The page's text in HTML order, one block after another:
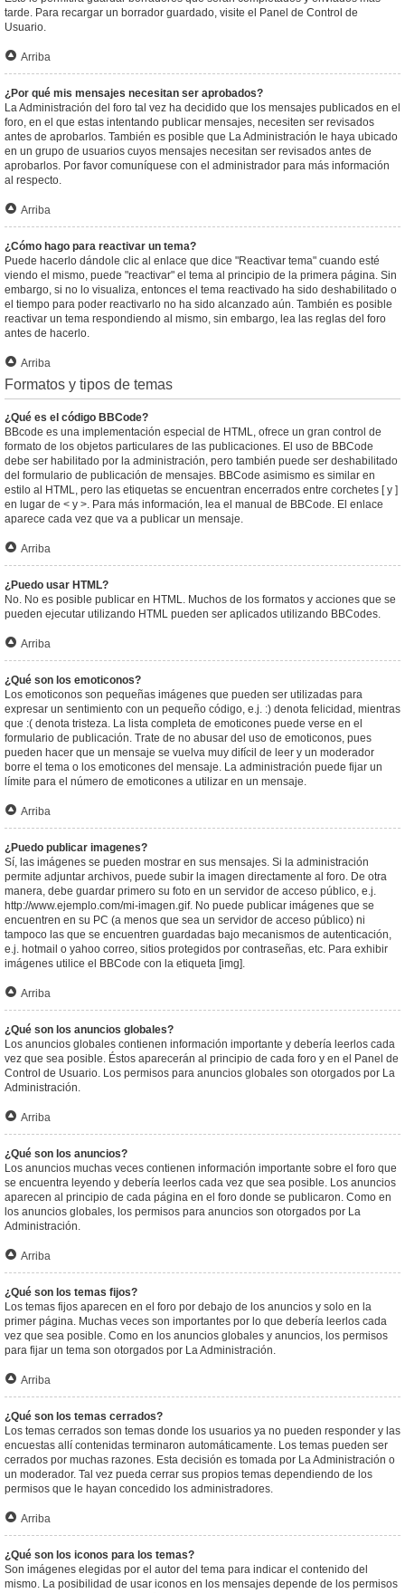
tarde. Para recargar un borrador guardado, visite el Panel de Control de
Usuario.
Arriba
¿Por qué mis mensajes necesitan ser aprobados?
La Administración del foro tal vez ha decidido que los mensajes publicados en el
foro, en el que estas intentando publicar mensajes, necesiten ser revisados
antes de aprobarlos. También es posible que La Administración le haya ubicado
en un grupo de usuarios cuyos mensajes necesitan ser revisados antes de
aprobarlos. Por favor comuníquese con el administrador para más información
al respecto.
Arriba
¿Cómo hago para reactivar un tema?
Puede hacerlo dándole clic al enlace que dice "Reactivar tema" cuando esté
viendo el mismo, puede "reactivar" el tema al principio de la primera página. Sin
embargo, si no lo visualiza, entonces el tema reactivado ha sido deshabilitado o
el tiempo para poder reactivarlo no ha sido alcanzado aún. También es posible
reactivar un tema respondiendo al mismo, sin embargo, lea las reglas del foro
antes de hacerlo.
Arriba
Formatos y tipos de temas
¿Qué es el código BBCode?
BBcode es una implementación especial de HTML, ofrece un gran control de
formato de los objetos particulares de las publicaciones. El uso de BBCode
debe ser habilitado por la administración, pero también puede ser deshabilitado
del formulario de publicación de mensajes. BBCode asimismo es similar en
estilo al HTML, pero las etiquetas se encuentran encerrados entre corchetes [ y ]
en lugar de < y >. Para más información, lea el manual de BBCode. El enlace
aparece cada vez que va a publicar un mensaje.
Arriba
¿Puedo usar HTML?
No. No es posible publicar en HTML. Muchos de los formatos y acciones que se
pueden ejecutar utilizando HTML pueden ser aplicados utilizando BBCodes.
Arriba
¿Qué son los emoticonos?
Los emoticonos son pequeñas imágenes que pueden ser utilizadas para
expresar un sentimiento con un pequeño código, e.j. :) denota felicidad, mientras
que :( denota tristeza. La lista completa de emoticones puede verse en el
formulario de publicación. Trate de no abusar del uso de emoticonos, pues
pueden hacer que un mensaje se vuelva muy difícil de leer y un moderador
borre el tema o los emoticones del mensaje. La administración puede fijar un
límite para el número de emoticones a utilizar en un mensaje.
Arriba
¿Puedo publicar imagenes?
Sí, las imágenes se pueden mostrar en sus mensajes. Si la administración
permite adjuntar archivos, puede subir la imagen directamente al foro. De otra
manera, debe guardar primero su foto en un servidor de acceso público, e.j.
http://www.ejemplo.com/mi-imagen.gif. No puede publicar imágenes que se
encuentren en su PC (a menos que sea un servidor de acceso público) ni
tampoco las que se encuentren guardadas bajo mecanismos de autenticación,
e.j. hotmail o yahoo correo, sitios protegidos por contraseñas, etc. Para exhibir
imágenes utilice el BBCode con la etiqueta [img].
Arriba
¿Qué son los anuncios globales?
Los anuncios globales contienen información importante y debería leerlos cada
vez que sea posible. Éstos aparecerán al principio de cada foro y en el Panel de
Control de Usuario. Los permisos para anuncios globales son otorgados por La
Administración.
Arriba
¿Qué son los anuncios?
Los anuncios muchas veces contienen información importante sobre el foro que
se encuentra leyendo y debería leerlos cada vez que sea posible. Los anuncios
aparecen al principio de cada página en el foro donde se publicaron. Como en
los anuncios globales, los permisos para anuncios son otorgados por La
Administración.
Arriba
¿Qué son los temas fijos?
Los temas fijos aparecen en el foro por debajo de los anuncios y solo en la
primer página. Muchas veces son importantes por lo que debería leerlos cada
vez que sea posible. Como en los anuncios globales y anuncios, los permisos
para fijar un tema son otorgados por La Administración.
Arriba
¿Qué son los temas cerrados?
Los temas cerrados son temas donde los usuarios ya no pueden responder y las
encuestas allí contenidas terminaron automáticamente. Los temas pueden ser
cerrados por muchas razones. Esta decisión es tomada por La Administración o
un moderador. Tal vez pueda cerrar sus propios temas dependiendo de los
permisos que le hayan concedido los administradores.
Arriba
¿Qué son los iconos para los temas?
Son imágenes elegidas por el autor del tema para indicar el contenido del
mismo. La posibilidad de usar iconos en los mensajes depende de los permisos